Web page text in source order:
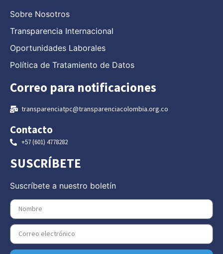
Sobre Nosotros
Transparencia Internacional
Oportunidades Laborales
Política de Tratamiento de Datos
Correo para notificaciones
transparenciatpc@transparenciacolombia.org.co
Contacto
+57 (601) 4778282
SUSCRÍBETE
Suscríbete a nuestro boletín